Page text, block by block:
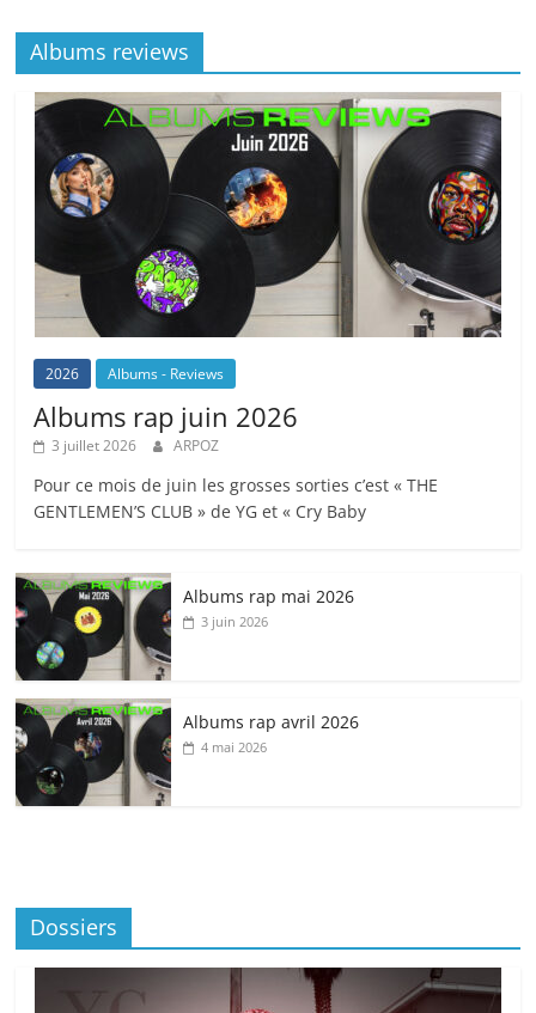
Albums reviews
2026 Albums - Reviews
Albums rap juin 2026
3 juillet 2026 ARPOZ
Pour ce mois de juin les grosses sorties c’est « THE
GENTLEMEN’S CLUB » de YG et « Cry Baby
Albums rap mai 2026
3 juin 2026
Albums rap avril 2026
4 mai 2026
Dossiers